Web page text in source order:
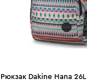
Рюкзак Dakine Hana 26L